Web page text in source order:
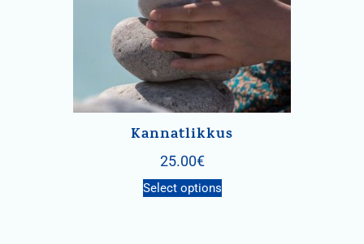
Kannatlikkus
25.00€
Select options